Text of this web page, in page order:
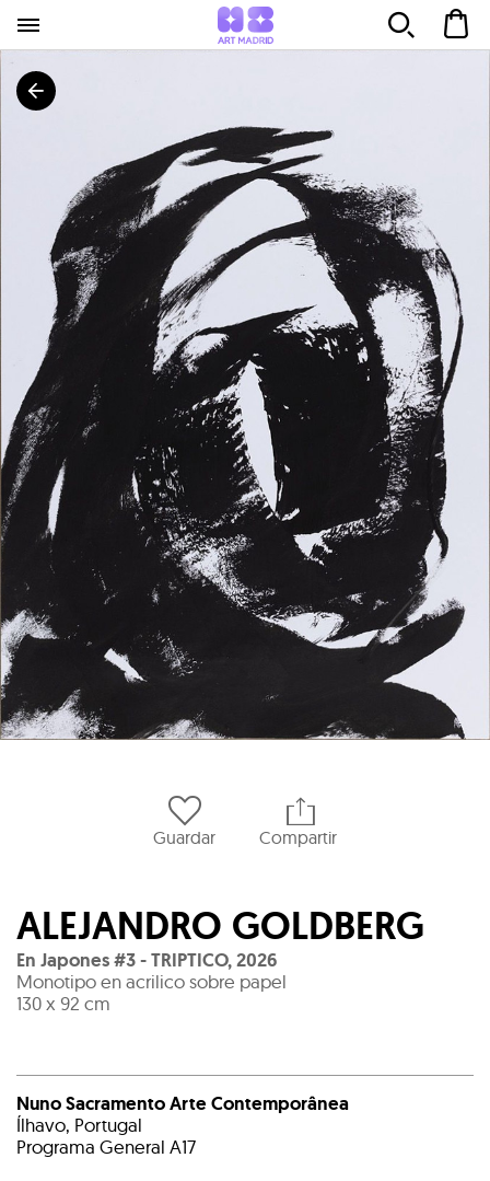
Guardar Compartir
ALEJANDRO GOLDBERG
En Japones #3 - TRIPTICO,2026
Monotipo en acrilico sobre papel
130 x 92 cm
Nuno Sacramento Arte Contemporânea
Ílhavo, Portugal
Programa General A17